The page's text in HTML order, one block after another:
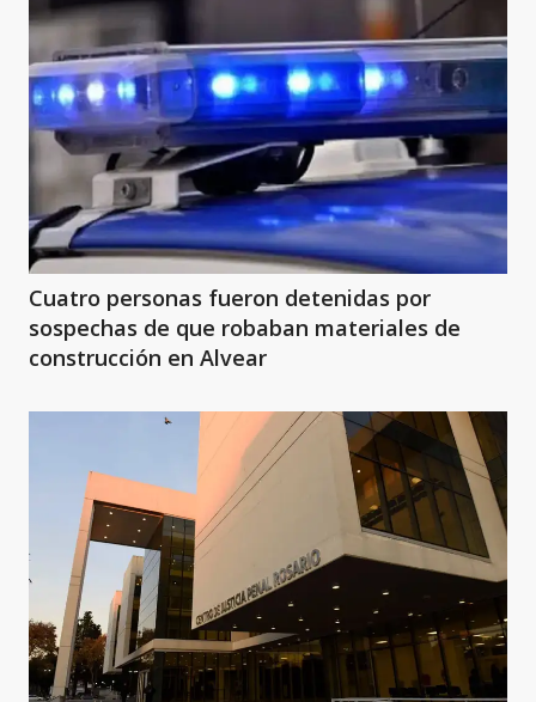
Cuatro personas fueron detenidas por
sospechas de que robaban materiales de
construcción en Alvear